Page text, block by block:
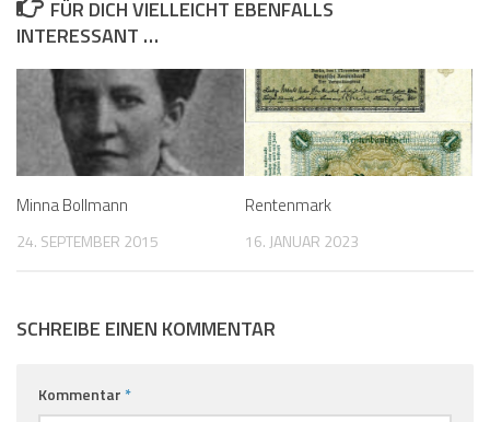
FÜR DICH VIELLEICHT EBENFALLS
INTERESSANT …
Minna Bollmann
24. SEPTEMBER 2015
Rentenmark
16. JANUAR 2023
SCHREIBE EINEN KOMMENTAR
Kommentar *